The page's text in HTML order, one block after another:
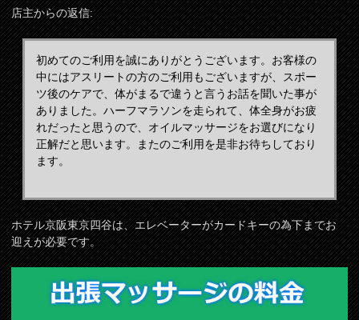
店主からの返信:
初めてのご利用を誠にありがとうございます。お客様の
中にはアスリートの方のご利用もございますが、スポー
ツ後のケアで、体がまるで違うと言うお話を聞いた事が
ありました。ハーフマラソンを走られて、体全身がお疲
れだったと思うので、オイルマッサージをお選びになり
正解だと思います。またのご利用を是非お待ちしており
ます。
ホテル京阪東京四谷は、エレベーターがカードキーの為下までお
迎えが必要です。